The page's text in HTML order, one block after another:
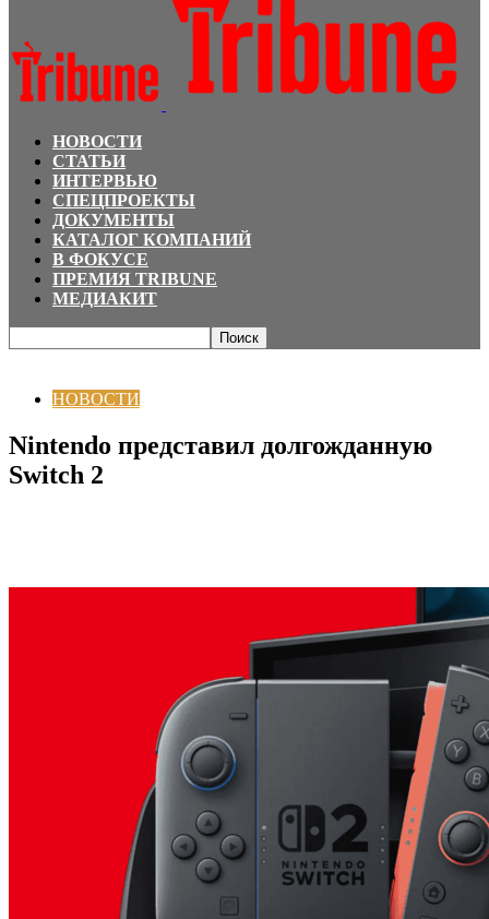
НОВОСТИ
СТАТЬИ
ИНТЕРВЬЮ
СПЕЦПРОЕКТЫ
ДОКУМЕНТЫ
КАТАЛОГ КОМПАНИЙ
В ФОКУСЕ
ПРЕМИЯ TRIBUNE
МЕДИАКИТ
НОВОСТИ
Nintendo представил долгожданную
Switch 2